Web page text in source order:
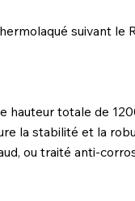
suivant le
totale de
la stabilité et la
ou traité anti-